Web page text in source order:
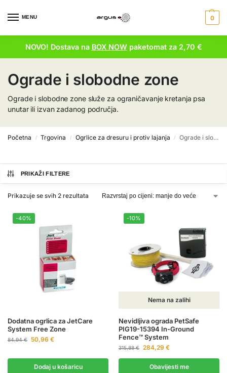
MENU 0
NOVO! Dostava na BOX NOWpaketomat za 2,70 €
Ograde i slobodne zone
Ograde i slobodne zone služe za ograničavanje kretanja psa
unutar ili izvan zadanog područja.
Početna / Trgovina / Ogrlice za dresuru i protiv lajanja / Ograde i slobodne zone
PRIKAŽI FILTERE
Prikazuje se svih 2 rezultata
-40%
Dodatna ogrlica za JetCare
System Free Zone
84,94€ 50,96 €
Dodaj u košaricu
-10%
Nema na zalihi
Nevidljiva ograda PetSafe
PIG19-15394 In-Ground
Fence™ System
315,88€ 284,29 €
Obavijesti me